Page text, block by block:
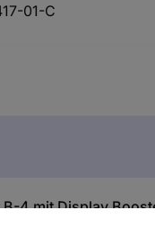
01-C
4 mit Display